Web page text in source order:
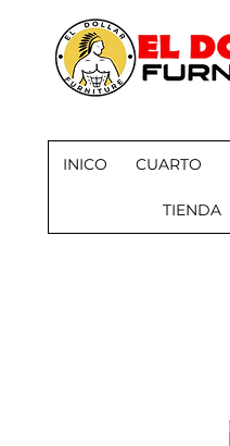
INICO CUARTO
TIENDA